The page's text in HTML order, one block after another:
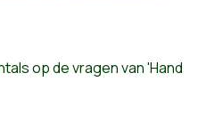
op de vragen van 'Hand